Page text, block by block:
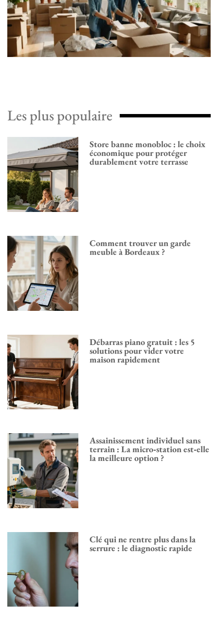
Les plus populaire
Store banne monobloc : le choix
économique pour protéger
durablement votre terrasse
Comment trouver un garde
meuble à Bordeaux ?
Débarras piano gratuit : les 5
solutions pour vider votre
maison rapidement
Assainissement individuel sans
terrain : La micro‑station est‑elle
la meilleure option ?
Clé qui ne rentre plus dans la
serrure : le diagnostic rapide